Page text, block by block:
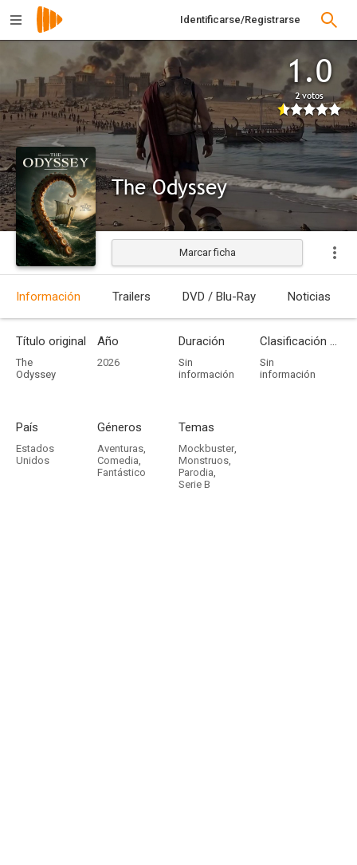
Identificarse/Registrarse
1.0
2 votos
The Odyssey
Estrenada
Marcar ficha
Información Trailers DVD / Blu-Ray Noticias
Título original
The
Odyssey
Año
2026
Duración
Sin
información
Clasificación por edades
Sin
información
País
Estados
Unidos
Géneros
Aventuras,
Comedia,
Fantástico
Temas
Mockbuster,
Monstruos,
Parodia,
Serie B